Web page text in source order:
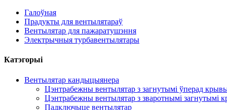
Галоўная
Прадукты для вентылятараў
Вентылятар для пажаратушэння
Электрычныя турбавентылятары
Катэгорыі
Вентылятар кандыцыянера
Цэнтрабежны вентылятар з загнутымі ўперад
Цэнтрабежны вентылятар з зваротнымі загнутымі
Падключыце вентылятар